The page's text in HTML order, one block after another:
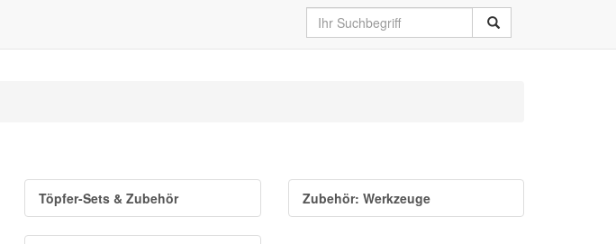
Töpfer-Sets & Zubehör Zubehör: Werkzeuge